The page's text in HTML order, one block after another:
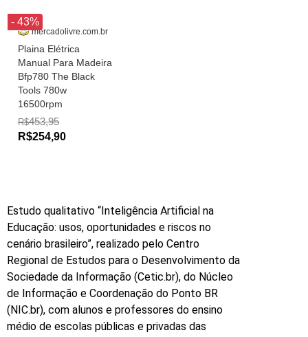
- 43%
mercadolivre.com.br
Plaina Elétrica
Manual Para Madeira
Bfp780 The Black
Tools 780w
16500rpm
R$453,95
R$254,90
Estudo qualitativo “Inteligência Artificial na
Educação: usos, oportunidades e riscos no
cenário brasileiro”, realizado pelo Centro
Regional de Estudos para o Desenvolvimento da
Sociedade da Informação (Cetic.br), do Núcleo
de Informação e Coordenação do Ponto BR
(NIC.br), com alunos e professores do ensino
médio de escolas públicas e privadas das